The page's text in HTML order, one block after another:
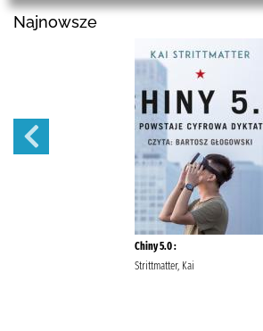
Najnowsze
Chiny 5.0 :
Strittmatter, Kai